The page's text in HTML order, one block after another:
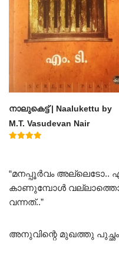
നാലുകെട്ട് | Naalukettu by
M.T. Vasudevan Nair
“മനപ്പൂർവം അല്ലെടോ..
കാണുമ്പോൾ
വന്നത്..”
അനുവിന്റെ മുഖത്തു